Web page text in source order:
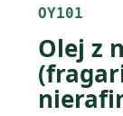
OY101
Olej z